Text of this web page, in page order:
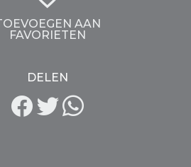
AAN
FAVORIETEN
DELEN